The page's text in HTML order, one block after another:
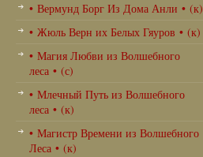
• Вермунд Борг Из Дома Анли • (к)
• Жюль Верн их Белых Гяуров • (к)
• Магия Любви из Волшебного
леса • (с)
• Млечный Путь из Волшебного
леса • (к)
• Магистр Времени из Волшебного
Леса • (к)